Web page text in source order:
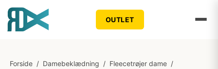
OUTLET
Forside / Damebeklædning / Fleecetrøjer dame /